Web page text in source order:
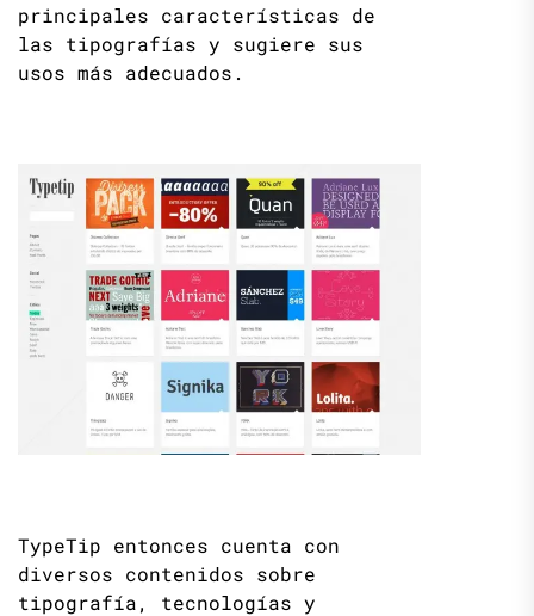
principales características de
las tipografías y sugiere sus
usos más adecuados.
TypeTip entonces cuenta con
diversos contenidos sobre
tipografía, tecnologías y